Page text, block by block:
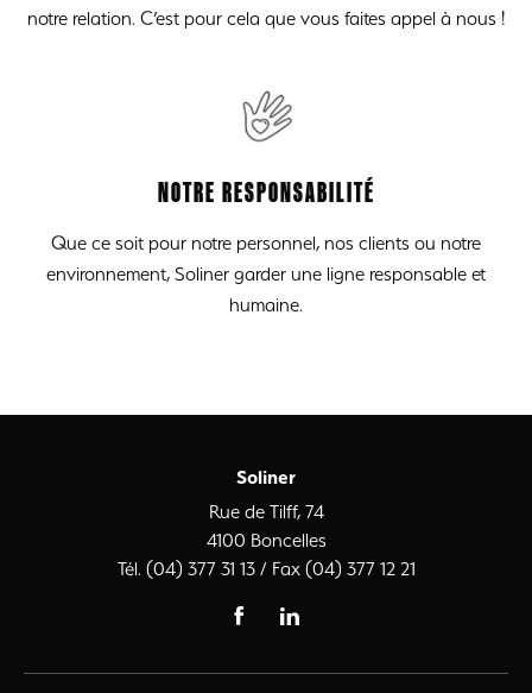
notre relation. C’est pour cela que vous faites appel à nous !
NOTRE RESPONSABILITÉ
Que ce soit pour notre personnel, nos clients ou notre
environnement, Soliner garder une ligne responsable et
humaine.
Soliner
Rue de Tilff, 74
4100 Boncelles
Tél. (04) 377 31 13 / Fax (04) 377 12 21